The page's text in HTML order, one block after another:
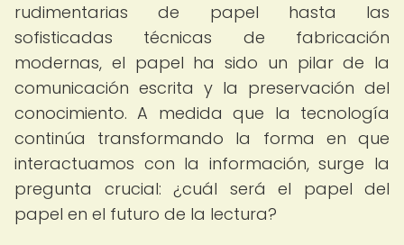
rudimentarias de papel hasta las
sofisticadas técnicas de fabricación
modernas, el papel ha sido un pilar de la
comunicación escrita y la preservación del
conocimiento. A medida que la tecnología
continúa transformando la forma en que
interactuamos con la información, surge la
pregunta crucial: ¿cuál será el papel del
papel en el futuro de la lectura?